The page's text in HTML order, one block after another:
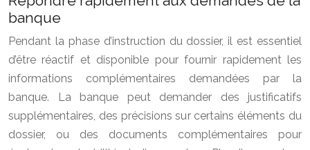
banque
Pendant la phase d’instruction du dossier, il est essentiel
d’être réactif et disponible pour fournir rapidement les
informations complémentaires demandées par la
banque. La banque peut demander des justificatifs
supplémentaires, des précisions sur certains éléments du
dossier, ou des documents complémentaires pour